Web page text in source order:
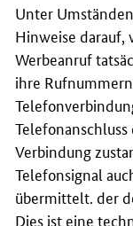
Unter
Hinweise darauf,
Werbeanruf
ihre
Verbindung
Telefonsignal
übermittelt. der
Dies ist eine